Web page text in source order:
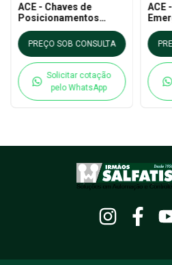
ACE - Chaves de
Posicionamentos
ZV7H 236 11ZP linha
Z/T 23
PREÇO SOB CONSULTA
Solicitar cotação
pelo WhatsApp
ACE
- ZQ